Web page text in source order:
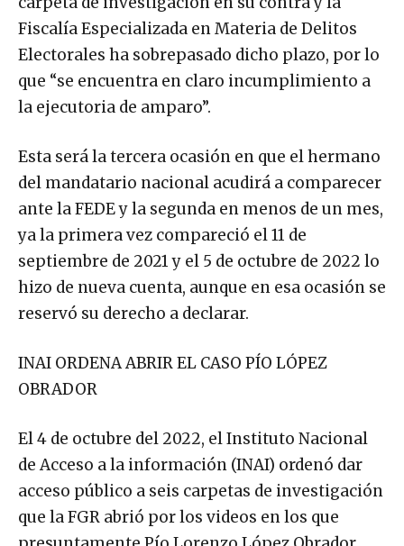
Fiscalía Especializada en Materia de Delitos
Electorales ha sobrepasado dicho plazo, por lo
que “se encuentra en claro incumplimiento a
la ejecutoria de amparo”.
Esta será la tercera ocasión en que el hermano
del mandatario nacional acudirá a comparecer
ante la FEDE y la segunda en menos de un mes,
ya la primera vez compareció el 11 de
septiembre de 2021 y el 5 de octubre de 2022 lo
hizo de nueva cuenta, aunque en esa ocasión se
reservó su derecho a declarar.
INAI ORDENA ABRIR EL CASO PÍO LÓPEZ
OBRADOR
El 4 de octubre del 2022, el Instituto Nacional
de Acceso a la información (INAI) ordenó dar
acceso público a seis carpetas de investigación
que la FGR abrió por los videos en los que
presuntamente Pío Lorenzo López Obrador